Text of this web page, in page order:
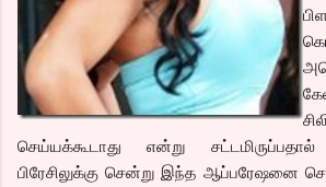
செய்யக்கூடாது என்று
பிரேசிலுக்கு சென்று இந்த ஆப்பரேஷனை